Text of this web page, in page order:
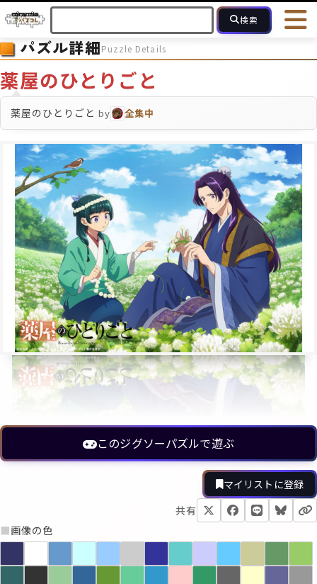
検索
HOME 会員登録
ヘルプ
フォローしている人のパズル 人気のパズル 最近投稿され
モザイク モザイクのみ
パズル詳細Puzzle Details
薬屋のひとりごと
薬屋のひとりごと by 全集中
このジグソーパズルで遊ぶ
マイリストに登録
共有
■画像の色